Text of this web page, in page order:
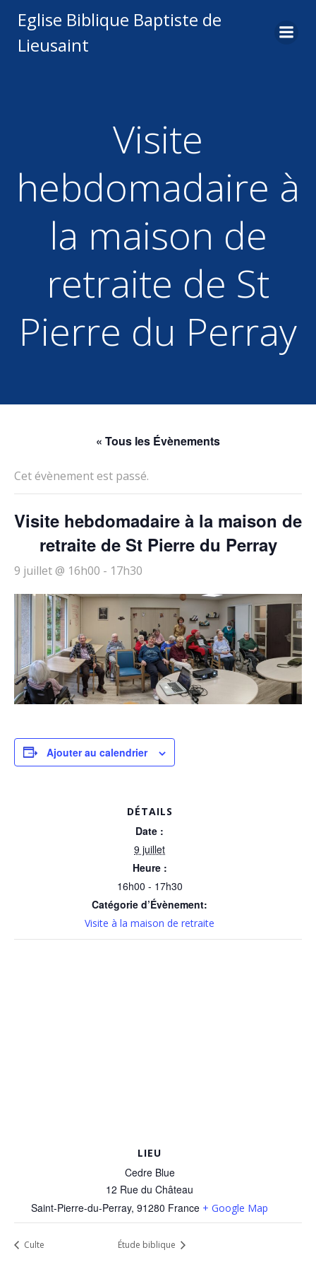
au
Eglise Biblique Baptiste de
Lieusaint
Visite
hebdomadaire à
la maison de
retraite de St
Pierre du Perray
« Tous les Évènements
Cet évènement est passé.
Visite hebdomadaire à la maison de
retraite de St Pierre du Perray
9 juillet @ 16h00 - 17h30
Ajouter au calendrier
DÉTAILS
Date :
9 juillet
Heure :
16h00 - 17h30
Catégorie d’Évènement:
Visite à la maison de retraite
LIEU
Cedre Blue
12 Rue du Château
Saint-Pierre-du-Perray, 91280 France + Google Map
Culte Étude biblique